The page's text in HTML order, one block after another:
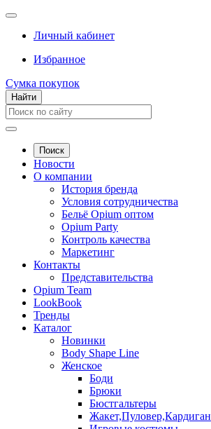
Личный кабинет
Избранное
Сумка покупок
Найти
Поиск
Новости
О компании
История бренда
Условия сотрудничества
Бельё Opium оптом
Opium Party
Контроль качества
Маркетинг
Контакты
Представительства
Opium Team
LookBook
Тренды
Каталог
Новинки
Body Shape Line
Женское
Боди
Брюки
Бюстгальтеры
Жакет,Пуловер,Кардиган